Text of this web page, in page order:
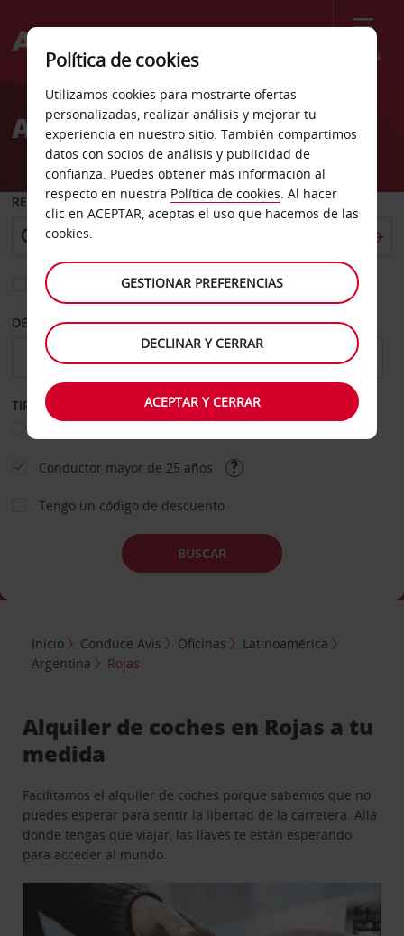
Menú
Welcome
AvisAlquiler de coches Rojas
RECOGER EN
Elegir otra oficina de devolución
DESDE HASTA
TIPO DE ALQUILER
Conductor mayor de 25 años
Tengo un código de descuento
BUSCAR
Inicio Conduce Avis Oficinas
Latinoamérica
Argentina
Rojas
Alquiler de coches en Rojas a tu
medida
Facilitamos el alquiler de coches porque sabemos que no
puedes esperar para sentir la libertad de la carretera. Allá
donde tengas que viajar, las llaves te están esperando
para acceder al mundo.
Política de cookies
Utilizamos cookies para mostrarte ofertas
personalizadas, realizar análisis y mejorar tu
experiencia en nuestro sitio. También compartimos
datos con socios de análisis y publicidad de
confianza. Puedes obtener más información al
respecto en nuestra Política de cookies. Al hacer
clic en ACEPTAR, aceptas el uso que hacemos de las
cookies.
GESTIONAR PREFERENCIAS
DECLINAR Y CERRAR
ACEPTAR Y CERRAR